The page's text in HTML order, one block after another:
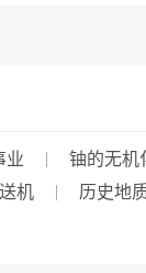
业 铀的无机
机 历史地